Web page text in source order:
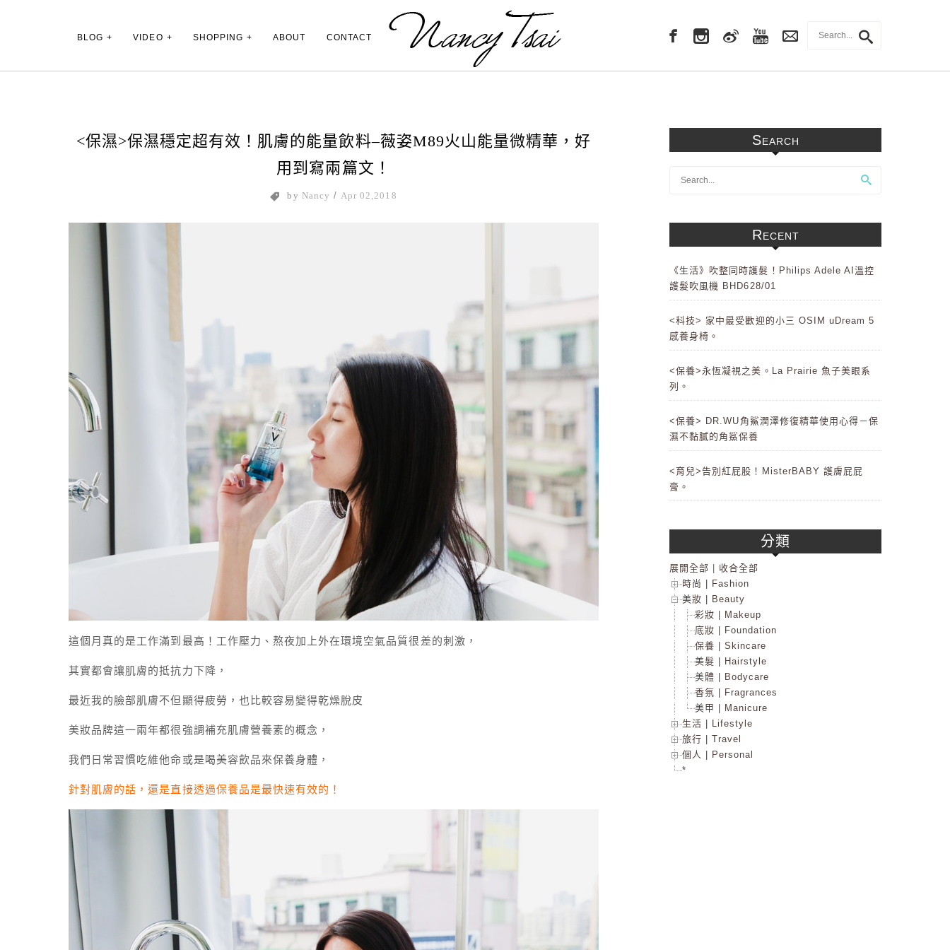
Main Menu
BLOG VIDEO SHOPPING ABOUT CONTACT
<保濕>保濕穩定超有效！肌膚的能量飲料–薇姿M89火山能量微精華，好
用到寫兩篇文！
by Nancy /Apr 02,2018
這個月真的是工作滿到最高！工作壓力、熬夜加上外在環境空氣品質很差的刺激，
其實都會讓肌膚的抵抗力下降，
最近我的臉部肌膚不但顯得疲勞，也比較容易變得乾燥脫皮
美妝品牌這一兩年都很強調補充肌膚營養素的概念，
我們日常習慣吃維他命或是喝美容飲品來保養身體，
針對肌膚的話，還是直接透過保養品是最快速有效的！
Search
Recent
《生活》吹整同時護髮！Philips Adele AI溫控
護髮吹風機 BHD628/01
<科技> 家中最受歡迎的小三 OSIM uDream 5
感養身椅。
<保養>永恆凝視之美。La Prairie 魚子美眼系
列。
<保養> DR.WU角鯊潤澤修復精華使用心得－保
濕不黏膩的角鯊保養
<育兒>告別紅屁股！MisterBABY 護膚屁屁
膏。
分類
展開全部
收合全部
時尚 | Fashion
美妝 | Beauty
彩妝 | Makeup
底妝 | Foundation
保養 | Skincare
美髮 | Hairstyle
美體 | Bodycare
香氛 | Fragrances
美甲 | Manicure
生活 | Lifestyle
旅行 | Travel
個人 | Personal
*